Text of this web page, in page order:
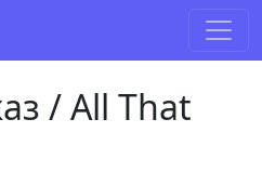
/ All That